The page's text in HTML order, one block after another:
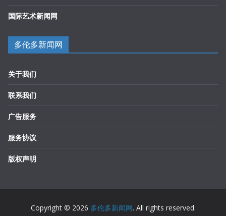
国际艺术新闻网
多伦多新闻网
关于我们
联系我们
广告服务
服务协议
版权声明
Copyright © 2026 多伦多新闻网. All rights reserved.